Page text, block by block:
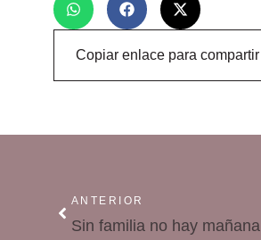
Copiar enlace para compartir
ANTERIOR
Sin familia no hay mañana